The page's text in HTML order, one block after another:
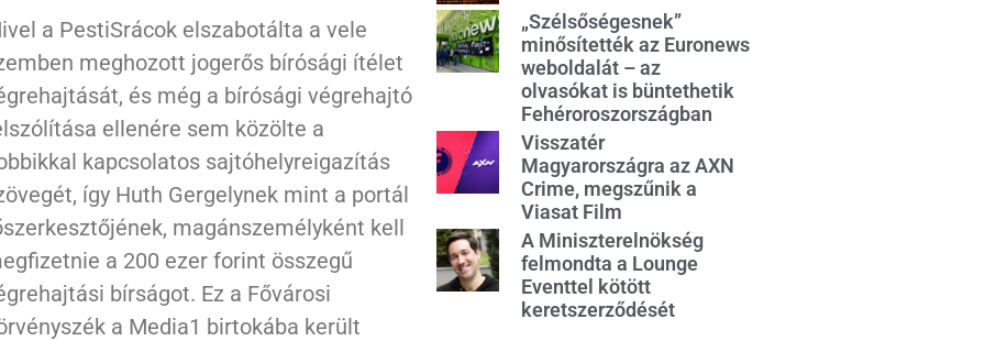
a PestiSrácok elszabotálta a vele
meghozott jogerős bírósági ítélet
és még a bírósági végrehajtó
ellenére sem közölte a
kapcsolatos sajtóhelyreigazítás
így Huth Gergelynek mint a portál
magánszemélyként kell
a 200 ezer forint összegű
bírságot. Ez a Fővárosi
a Media1 birtokába került
„Szélsőségesnek”
minősítették az Euronews
weboldalát – az
olvasókat is büntethetik
Fehéroroszországban
Visszatér
Magyarországra az AXN
Crime, megszűnik a
Viasat Film
A Miniszterelnökség
felmondta a Lounge
Eventtel kötött
keretszerződését